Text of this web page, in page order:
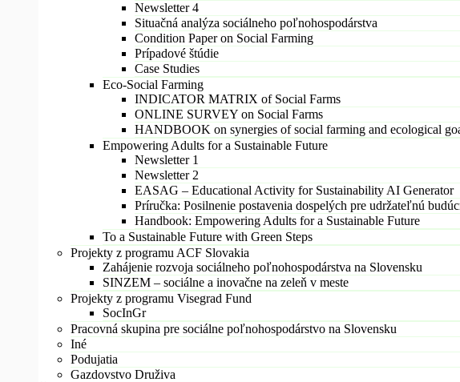
Newsletter 4
Situačná analýza sociálneho poľnohospodárstva
Condition Paper on Social Farming
Prípadové štúdie
Case Studies
Eco-Social Farming
INDICATOR MATRIX of Social Farms
ONLINE SURVEY on Social Farms
HANDBOOK on synergies of social farming and ecological
Empowering Adults for a Sustainable Future
Newsletter 1
Newsletter 2
EASAG – Educational Activity for Sustainability AI Generator
Príručka: Posilnenie postavenia dospelých pre udržateľnú
Handbook: Empowering Adults for a Sustainable Future
To a Sustainable Future with Green Steps
Projekty z programu ACF Slovakia
Zahájenie rozvoja sociálneho poľnohospodárstva na Slovensku
SINZEM – sociálne a inovačne na zeleň v meste
Projekty z programu Visegrad Fund
SocInGr
Pracovná skupina pre sociálne poľnohospodárstvo na Slovensku
Iné
Podujatia
Gazdovstvo Druživa